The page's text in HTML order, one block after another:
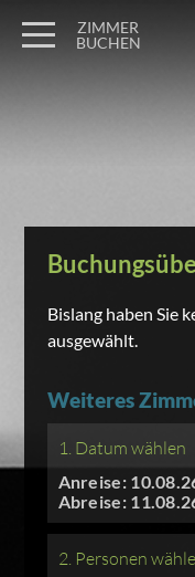
ZIMMER
BUCHEN
Bislang haben Sie
ausgewählt.
Weiteres
1. Datum wählen
Anreise:
Abreise:
2. Personen